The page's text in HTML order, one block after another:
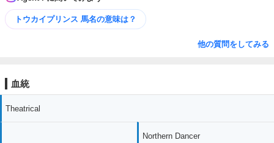
トウカイプリンス 馬名の意味は？
他の質問をしてみる
血統
Theatrical
Northern Dancer